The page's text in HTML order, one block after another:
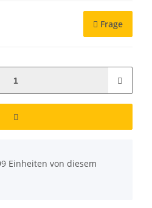
Frage
Einheiten von diesem